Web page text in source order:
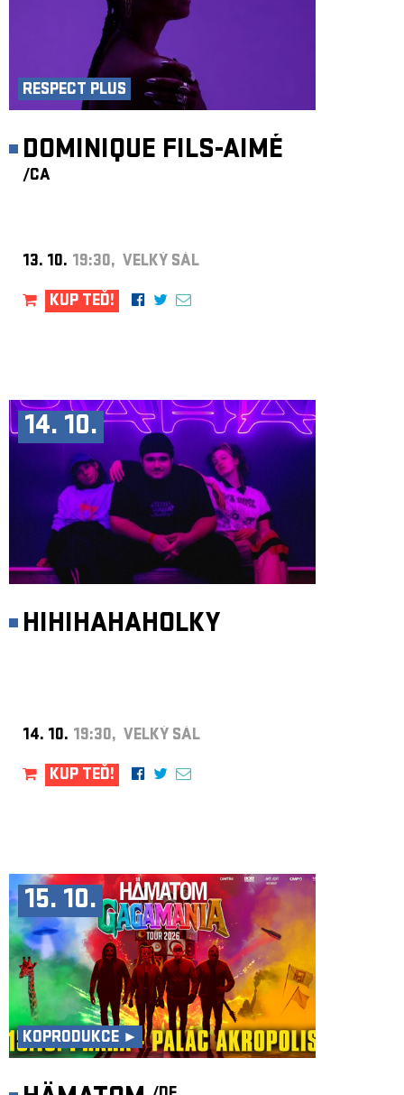
RESPECT PLUS
DOMINIQUE FILS-AIMÉ
/CA
13. 10. 19:30, VELKÝ SÁL
KUP TEĎ!
14. 10.
HIHIHAHAHOLKY
14. 10. 19:30, VELKÝ SÁL
KUP TEĎ!
15. 10.
KOPRODUKCE ►